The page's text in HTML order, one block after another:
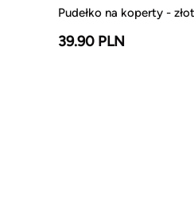
Pudełko na koperty -
39.90 PLN